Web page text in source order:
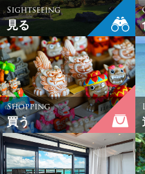
Sightseeing
見る
Shopping
買う